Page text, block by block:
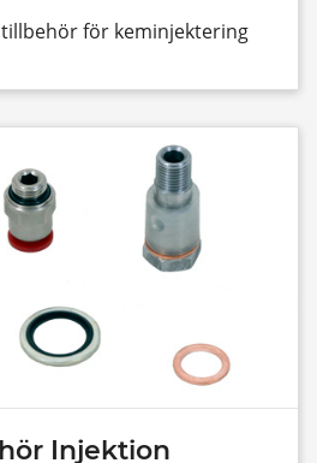
för keminjektering
Injektion